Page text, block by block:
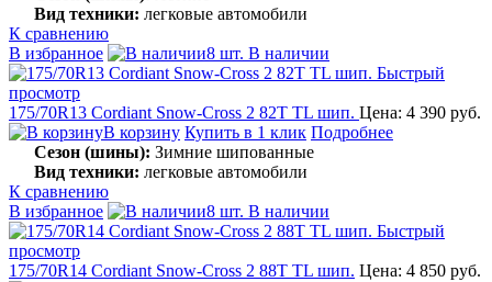
Вид техники: легковые автомобили
К сравнению
В избранное
8 шт. В наличии
Быстрый
просмотр
175/70R13 Cordiant Snow-Cross 2 82T TL шип. Цена: 4 390 руб.
В корзину Купить в 1 клик Подробнее
Сезон (шины): Зимние шипованные
Вид техники: легковые автомобили
К сравнению
В избранное
8 шт. В наличии
Быстрый
просмотр
175/70R14 Cordiant Snow-Cross 2 88T TL шип. Цена: 4 850 руб.